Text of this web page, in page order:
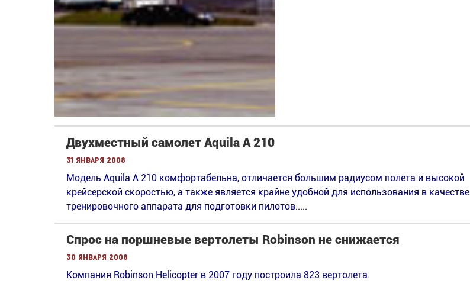
Двухместный самолет Aquila A 210
31 января 2008
Модель Aquila A 210 комфортабельна, отличается большим радиусом полета и высокой
крейсерской скоростью, а также является крайне удобной для использования в качестве
тренировочного аппарата для подготовки пилотов.....
Спрос на поршневые вертолеты Robinson не снижается
30 января 2008
Компания Robinson Helicopter в 2007 году построила 823 вертолета.